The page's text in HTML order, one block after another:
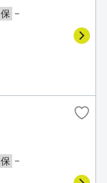
保 －
保 －